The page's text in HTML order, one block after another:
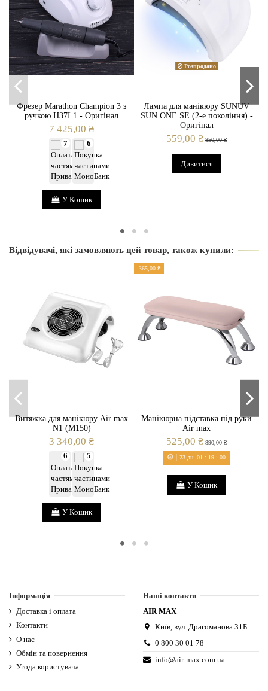
Вид
Регулювання потужності
Фрезер Marathon Champion 3 з
ручкою H37L1 - Оригінал
7 425,00 ₴
7 6
У Кошик
Розпродано
Лампа для манікюру SUNUV
SUN ONE SE (2-е покоління) -
Оригінал
559,00 ₴ 850,00 ₴
Дивитися
Відвідувачі, які замовляють цей товар, також купили:
Витяжка для манікюру Air max
N1 (M150)
3 340,00 ₴
6 5
У Кошик
-365,00 ₴
Манікюрна підставка під руки
Air max
525,00 ₴ 890,00 ₴
23дн. 01 : 19: 00
У Кошик
Інформація
Доставка і оплата
Контакти
О нас
Обмін та повернення
Угода користувача
Наші контакти
AIR MAX
Київ, вул. Драгоманова 31Б
0 800 30 01 78
info@air-max.com.ua